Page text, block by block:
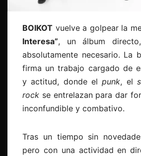
BOIKOT vuelve a golpear la
Interesa”, un álbum
absolutamente necesario. La
firma un trabajo cargado de
y actitud, donde elpunk, el
rock se entrelazan para dar
inconfundible y combativo.
Tras un tiempo sin
pero con una actividad en